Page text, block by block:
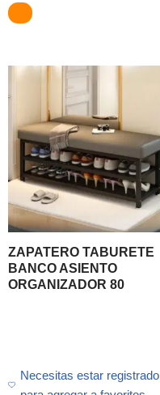
ZAPATERO TABURETE
BANCO ASIENTO
ORGANIZADOR 80
Necesitas estar registrado